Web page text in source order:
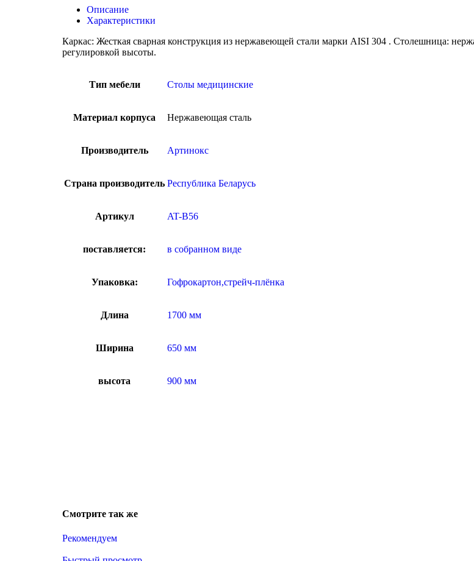
Описание
Характеристики
Каркас: Жесткая сварная конструкция из нержавеющей стали марки АISI 304 . Столешница:
регулировкой высоты.
Тип мебели Столы медицинские
Материал корпуса Нержавеющая сталь
Производитель Артинокс
Страна производитель Республика Беларусь
Артикул AT-B56
поставляется: в собранном виде
Упаковка: Гофрокартон,стрейч-плёнка
Длина 1700 мм
Ширина 650 мм
высота 900 мм
Смотрите так же
Рекомендуем